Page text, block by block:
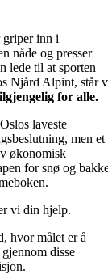
inn i
nåde og presser
lede til at sporten
Njård Alpint, står
for alle.
laveste
men et
økonomisk
for snø og
vi din hjelp.
hvor målet er å
disse